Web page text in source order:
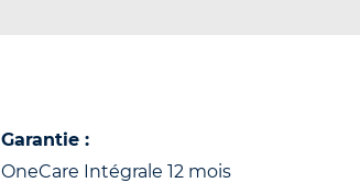
Garantie :
OneCare Intégrale 12 mois